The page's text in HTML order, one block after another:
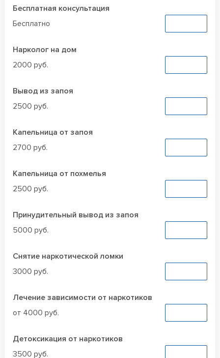
Бесплатная консультация
Бесплатно
Нарколог на дом
2000 руб.
Вывод из запоя
2500 руб.
Капельница от запоя
2700 руб.
Капельница от похмелья
2500 руб.
Принудительный вывод из запоя
5000 руб.
Снятие наркотической ломки
3000 руб.
Лечение зависимости от наркотиков
от 4000 руб.
Детоксикация от наркотиков
3500 руб.